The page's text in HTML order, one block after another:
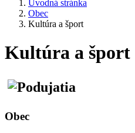
Úvodná stránka
Obec
Kultúra a šport
Kultúra a šport
Obec